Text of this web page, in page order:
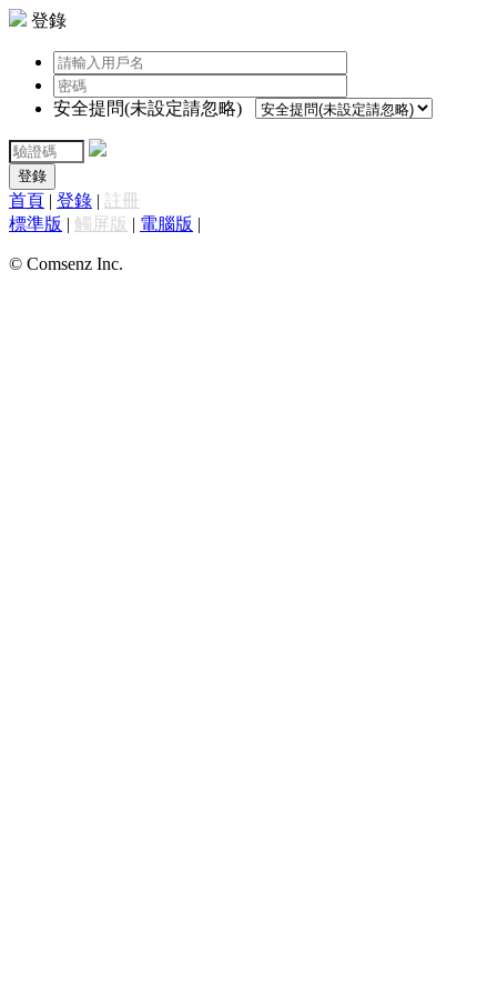
登錄
安全提問(未設定請忽略)
登錄
首頁 | 登錄 | 註冊
標準版 | 觸屏版 | 電腦版 |
© Comsenz Inc.